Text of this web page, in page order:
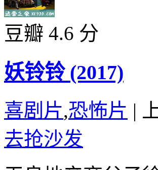
豆瓣 4.6 分
妖铃铃 (2017)
喜剧片,恐怖片 |
去抢沙发